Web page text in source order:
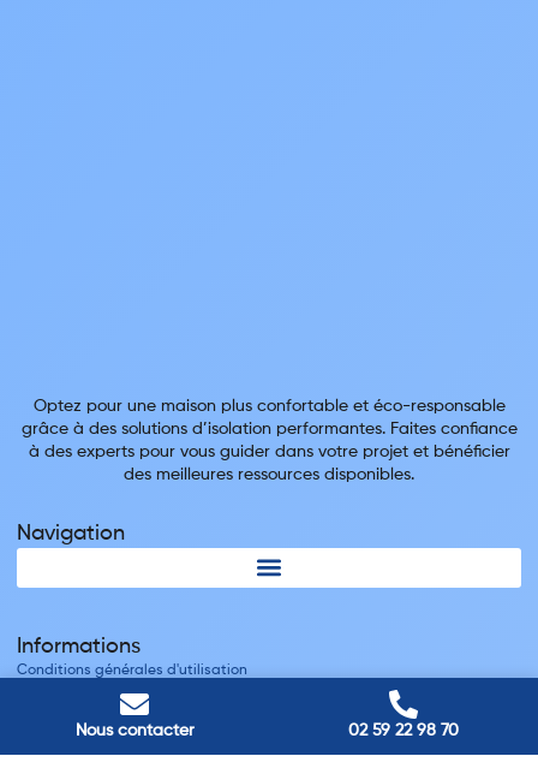
Nous contacter 02 59 22 98 70
Optez pour une maison plus confortable et éco-responsable
grâce à des solutions d’isolation performantes. Faites confiance
à des experts pour vous guider dans votre projet et bénéficier
des meilleures ressources disponibles.
Navigation
Informations
Conditions générales d'utilisation
Mentions légales
Nous contacter
Villes